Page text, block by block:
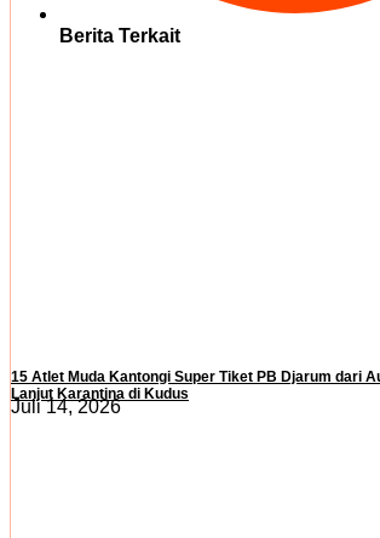
Berita Terkait
15 Atlet Muda Kantongi Super Tiket PB Djarum dari
Lanjut Karantina di Kudus
Juli 14, 2026